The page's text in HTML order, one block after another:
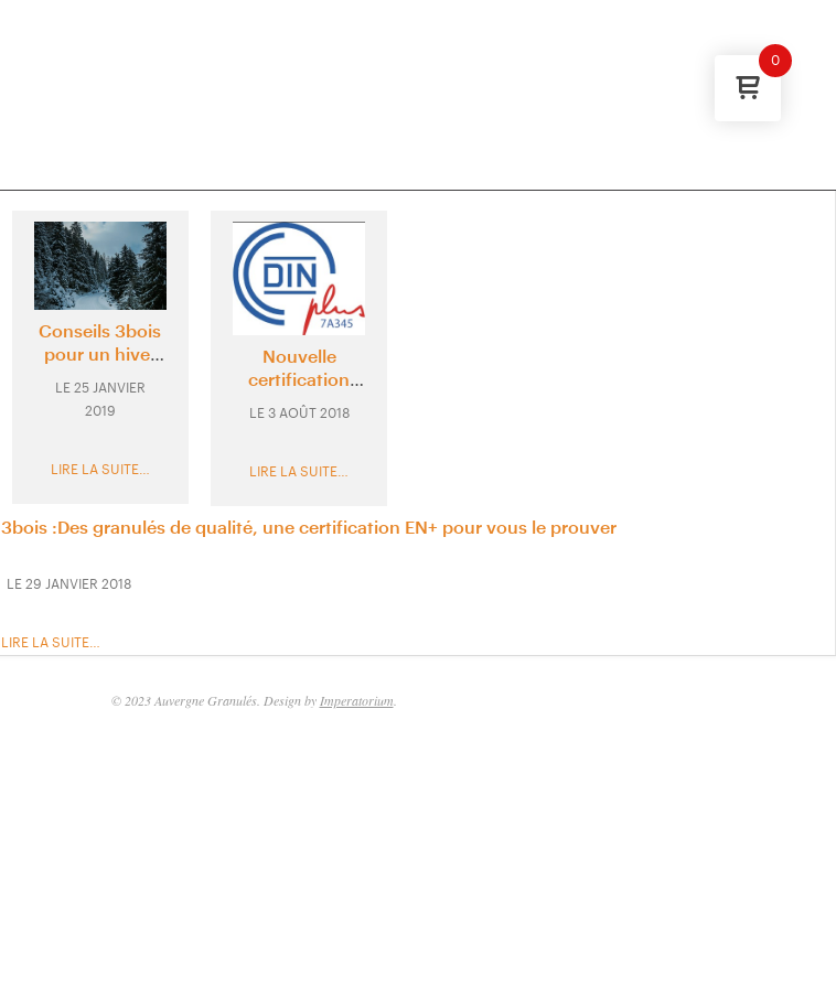
Conseils 3bois
pour un hiver
au chaud
2019-25 JANVIER
2019
LIRE LA SUITE…
Nouvelle
certification
pour 3bois :
2018-3 AOÛT 2018
LIRE LA SUITE…
3bois :Des granulés de qualité, une certification EN+ pour vous le prouver
2018-29 JANVIER 2018
LIRE LA SUITE…
© 2023 Auvergne Granulés. Design byImperatorium.
0